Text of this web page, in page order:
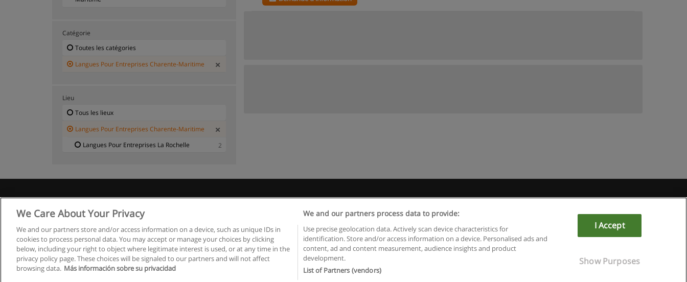
Catégorie
Toutes les catégories
Langues Pour Entreprises Charente-Maritime
Lieu
Tous les lieux
Langues Pour Entreprises Charente-Maritime
Langues Pour Entreprises La Rochelle
2
Copyright © Educaedu Business S.L. - CIF : B-95610580: -www.educaedu.fr
We Care About Your Privacy
We and our partners store and/or access information on a device, such as unique IDs in
cookies to process personal data. You may accept or manage your choices by clicking
below, including your right to object where legitimate interest is used, or at any time in the
privacy policy page. These choices will be signaled to our partners and will not affect
browsing data. Más información sobre su privacidad
We and our partners process data to provide:
Use precise geolocation data. Actively scan device characteristics for
identification. Store and/or access information on a device. Personalised ads and
content, ad and content measurement, audience insights and product
development.
List of Partners (vendors)
I Accept
Show Purposes